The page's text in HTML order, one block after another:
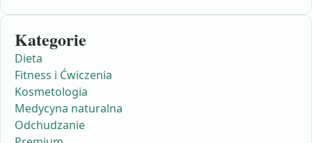
Kategorie
Dieta
Fitness i Ćwiczenia
Kosmetologia
Medycyna naturalna
Odchudzanie